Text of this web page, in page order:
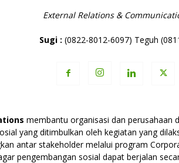
External Relations &
Sugi : (0822-8012-6097) Teguh
membantu organisasi dan perusahaan
yang ditimbulkan oleh kegiatan yang
antar stakeholder melalui program
pengembangan sosial dapat berjalan